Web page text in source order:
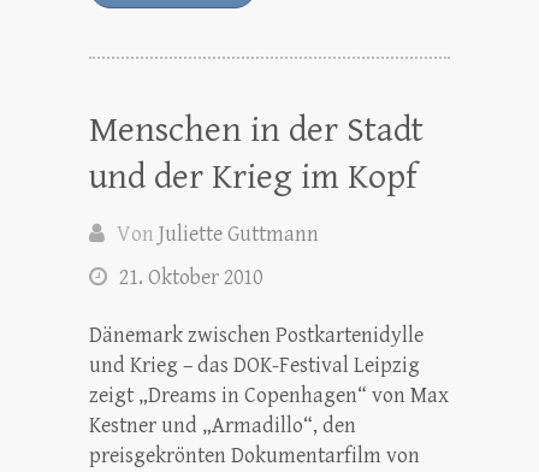
Menschen in der Stadt
und der Krieg im Kopf
Von Juliette Guttmann
21. Oktober 2010
Dänemark zwischen Postkartenidylle
und Krieg – das DOK-Festival Leipzig
zeigt „Dreams in Copenhagen“ von Max
Kestner und „Armadillo“, den
preisgekrönten Dokumentarfilm von